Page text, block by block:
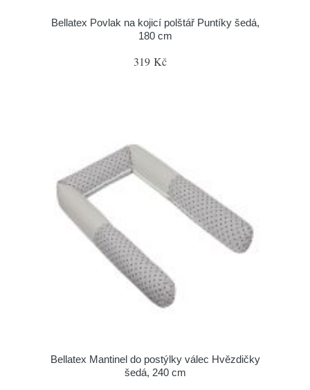
Bellatex Povlak na kojicí polštář Puntíky šedá,
180 cm
319 Kč
Bellatex Mantinel do postýlky válec Hvězdičky
šedá, 240 cm